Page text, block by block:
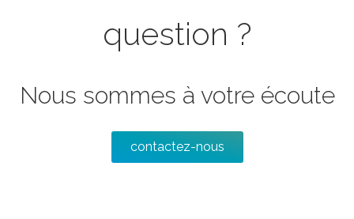
question ?
Nous sommes à votre écoute
contactez-nous